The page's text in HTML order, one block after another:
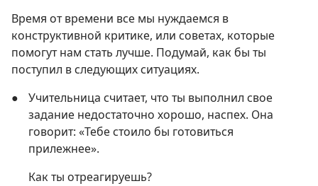
Время от времени все мы нуждаемся в
конструктивной критике, или советах, которые
помогут нам стать лучше. Подумай, как бы ты
поступил в следующих ситуациях.
●
Учительница считает, что ты выполнил свое
задание недостаточно хорошо, наспех. Она
говорит: «Тебе стоило бы готовиться
прилежнее».
Как ты отреагируешь?